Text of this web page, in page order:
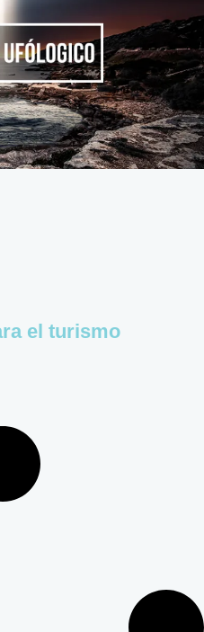
el turismo